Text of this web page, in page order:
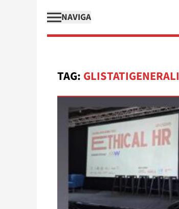
NAVIGA
TAG: GLISTATIGENERALI